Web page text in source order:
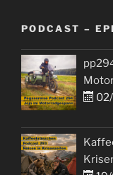
PODCAST –